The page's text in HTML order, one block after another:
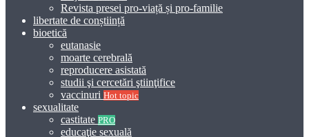
Revista presei pro-viață și pro-familie
libertate de conștiință
bioetică
eutanasie
moarte cerebrală
reproducere asistată
studii şi cercetări ştiinţifice
vaccinuri Hot topic
sexualitate
castitate PRO
educaţie sexuală